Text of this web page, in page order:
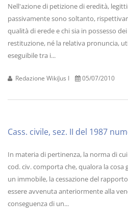
Nell'azione di petizione di eredità,
passivamente sono soltanto,
qualità di erede e chi sia in possesso
restituzione, né la relativa pronuncia,
eseguibile tra i...
Redazione WikiJus I 05/07/2010
Cass. civile, sez. II del 1987
In materia di pertinenza, la norma di
cod. civ. comporta che, qualora la cosa
un immobile, la cessazione del
essere avvenuta anteriormente alla
conseguenza di un...